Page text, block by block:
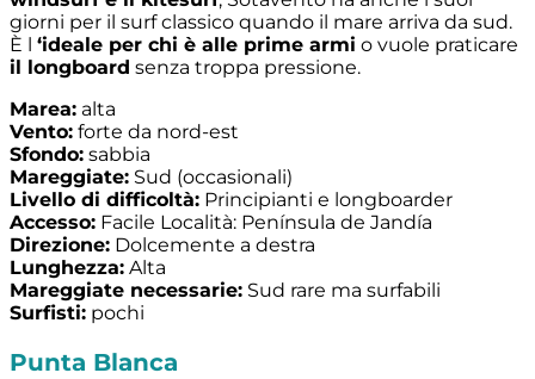
giorni per il surf classico quando il mare arriva da sud.
È l ‘ideale per chi è alle prime armi o vuole praticare
il longboard senza troppa pressione.
Marea: alta
Vento: forte da nord-est
Sfondo: sabbia
Mareggiate: Sud (occasionali)
Livello di difficoltà: Principianti e longboarder
Accesso: Facile Località: Península de Jandía
Direzione: Dolcemente a destra
Lunghezza: Alta
Mareggiate necessarie: Sud rare ma surfabili
Surfisti: pochi
Punta Blanca